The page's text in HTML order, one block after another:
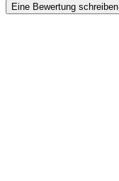
Eine Bewertung schreiben